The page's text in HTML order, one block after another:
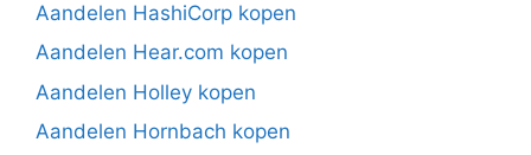
Aandelen HashiCorp kopen
Aandelen Hear.com kopen
Aandelen Holley kopen
Aandelen Hornbach kopen